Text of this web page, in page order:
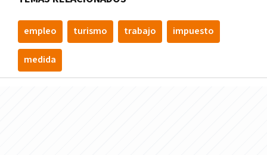
empleo turismo trabajo impuesto
medida